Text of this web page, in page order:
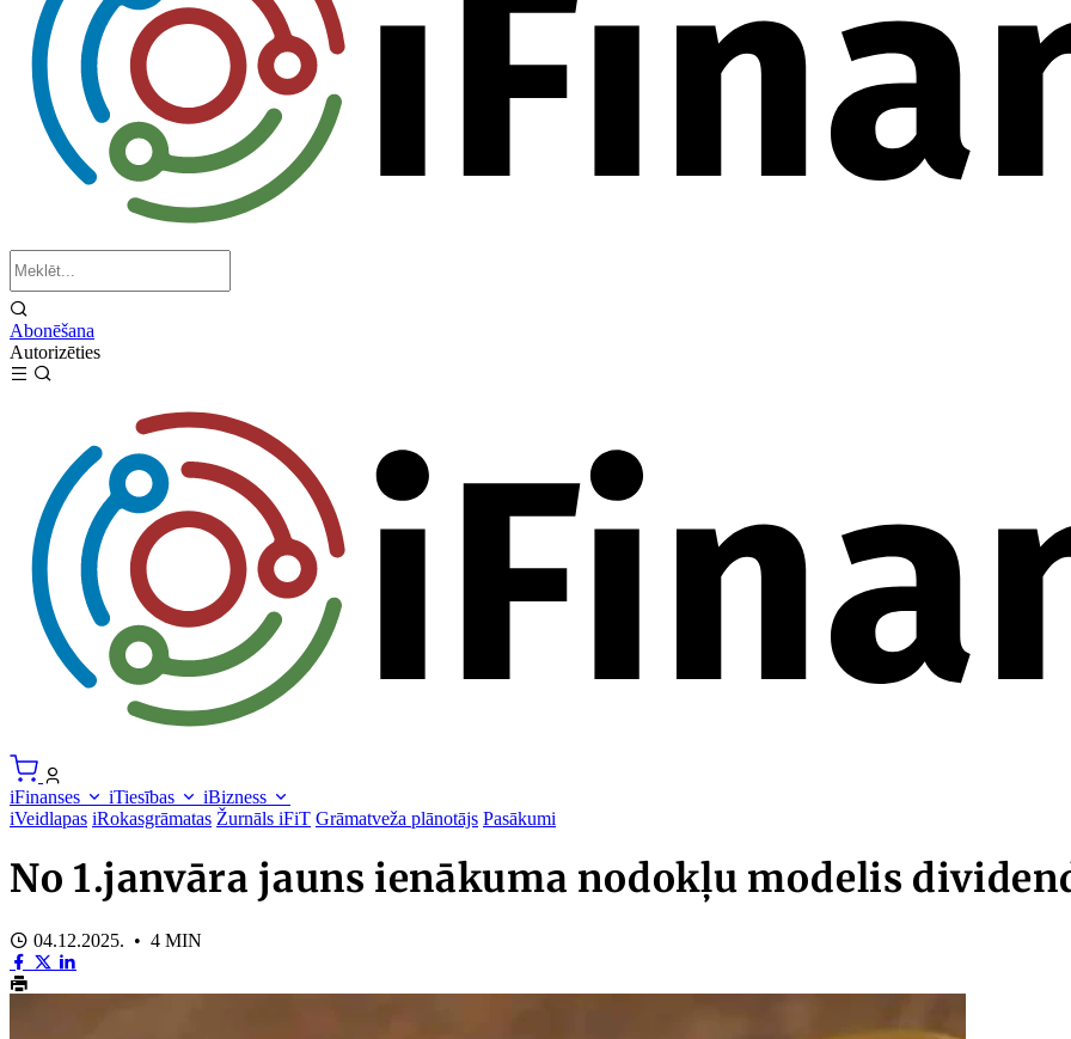
Abonēšana
Autorizēties
iFinanses iTiesības
iBizness
iVeidlapas iRokasgrāmatas Žurnāls iFiT Grāmatveža plānotājs Pasākumi
No 1.janvāra jauns ienākuma nodokļu modelis
04.12.2025. • 4 MIN